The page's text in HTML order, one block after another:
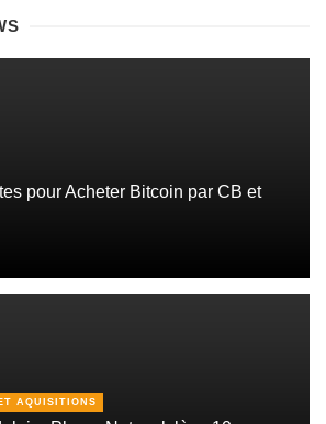
pour Acheter Bitcoin par CB et
AQUISITIONS